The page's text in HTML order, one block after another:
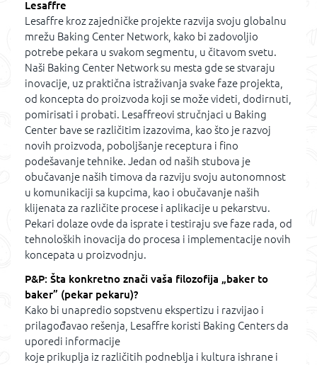
Lesaffre
Lesaffre kroz zajedničke projekte razvija svoju globalnu
mrežu Baking Center Network, kako bi zadovoljio
potrebe pekara u svakom segmentu, u čitavom svetu.
Naši Baking Center Network su mesta gde se stvaraju
inovacije, uz praktična istraživanja svake faze projekta,
od koncepta do proizvoda koji se može videti, dodirnuti,
pomirisati i probati. Lesaffreovi stručnjaci u Baking
Center bave se različitim izazovima, kao što je razvoj
novih proizvoda, poboljšanje receptura i fino
podešavanje tehnike. Jedan od naših stubova je
obučavanje naših timova da razviju svoju autonomnost
u komunikaciji sa kupcima, kao i obučavanje naših
klijenata za različite procese i aplikacije u pekarstvu.
Pekari dolaze ovde da isprate i testiraju sve faze rada, od
tehnoloških inovacija do procesa i implementacije novih
koncepata u proizvodnju.
P&P: Šta konkretno znači vaša filozofija „baker to
baker” (pekar pekaru)?
Kako bi unapredio sopstvenu ekspertizu i razvijao i
prilagođavao rešenja, Lesaffre koristi Baking Centers da
uporedi informacije
koje prikuplja iz različitih podneblja i kultura ishrane i